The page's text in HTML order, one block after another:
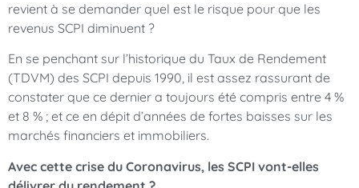
revient à se demander quel est le risque pour que les
revenus SCPI diminuent ?
En se penchant sur l’historique du Taux de Rendement
(TDVM) des SCPI depuis 1990, il est assez rassurant de
constater que ce dernier a toujours été compris entre 4 %
et 8 % ; et ce en dépit d’années de fortes baisses sur les
marchés financiers et immobiliers.
Avec cette crise du Coronavirus, les SCPI vont-elles